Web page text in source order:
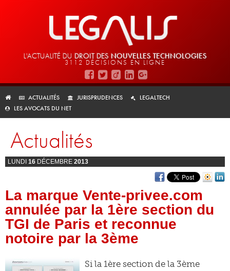
L'ACTUALITÉ DU DROIT DES NOUVELLES TECHNOLOGIES
3112 DÉCISIONS EN LIGNE
ACTUALITÉS JURISPRUDENCES
LEGALTECH
LES AVOCATS DU NET
Actualités
LUNDI 16 DÉCEMBRE 2013
La marque Vente-privee.com
annulée par la 1ère section du
TGI de Paris et reconnue
notoire par la 3ème
Si la 1ère section de la 3ème